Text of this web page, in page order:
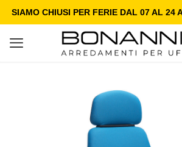
SIAMO CHIUSI PER FERIE DAL 07 AL 24